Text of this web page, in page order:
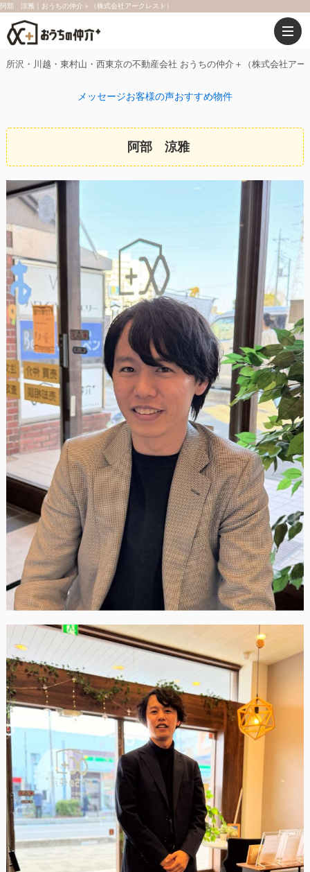
阿部 涼雅｜おうちの仲介＋（株式会社アークレスト）
所沢・川越・東村山・西東京の不動産会社 おうちの仲介＋（株式会社アー
メッセージお客様の声おすすめ物件
阿部 涼雅